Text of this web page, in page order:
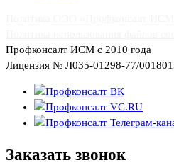
Профконсалт ИСМ с 2010 года
Лицензия № Л035-01298-77/
Заказать звонок